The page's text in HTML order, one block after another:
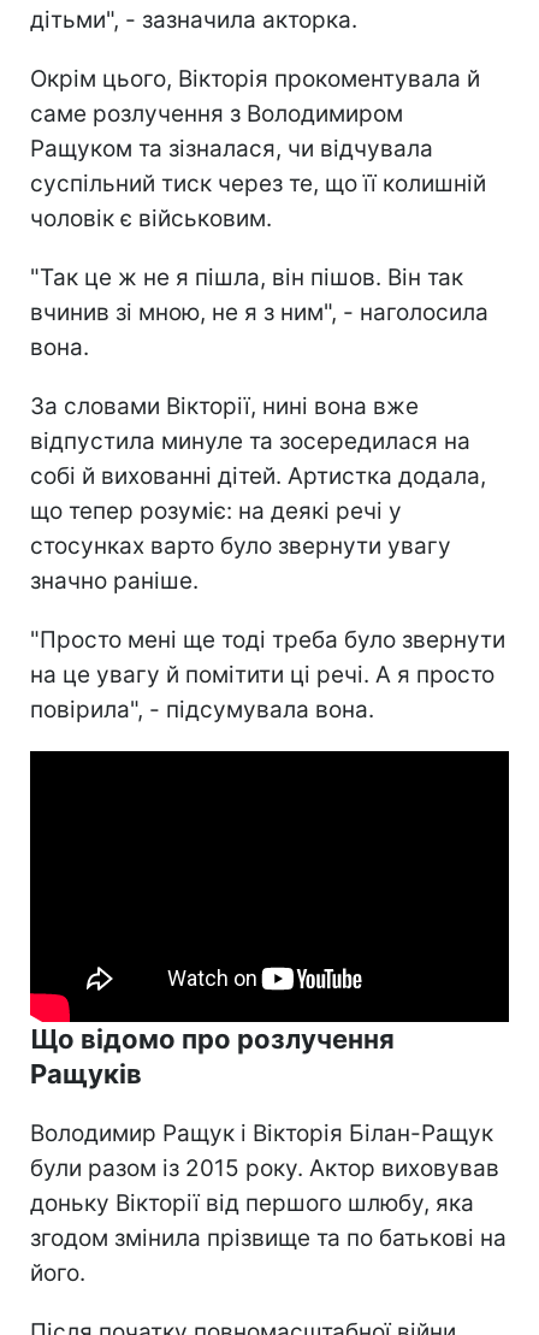
дітьми", - зазначила акторка.
Окрім цього, Вікторія прокоментувала й
саме розлучення з Володимиром
Ращуком та зізналася, чи відчувала
суспільний тиск через те, що її колишній
чоловік є військовим.
"Так це ж не я пішла, він пішов. Він так
вчинив зі мною, не я з ним", - наголосила
вона.
За словами Вікторії, нині вона вже
відпустила минуле та зосередилася на
собі й вихованні дітей. Артистка додала,
що тепер розуміє: на деякі речі у
стосунках варто було звернути увагу
значно раніше.
"Просто мені ще тоді треба було звернути
на це увагу й помітити ці речі. А я просто
повірила", - підсумувала вона.
Що відомо про розлучення
Ращуків
Володимир Ращук і Вікторія Білан-Ращук
були разом із 2015 року. Актор виховував
доньку Вікторії від першого шлюбу, яка
згодом змінила прізвище та по батькові на
його.